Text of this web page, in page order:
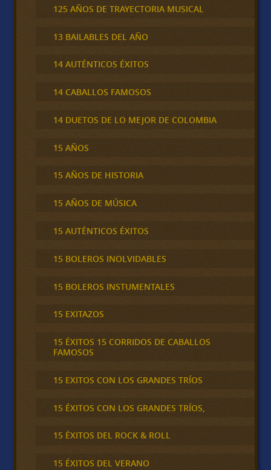
125 AÑOS DE TRAYECTORIA MUSICAL
13 BAILABLES DEL AÑO
14 AUTÉNTICOS ÉXITOS
14 CABALLOS FAMOSOS
14 DUETOS DE LO MEJOR DE COLOMBIA
15 AÑOS
15 AÑOS DE HISTORIA
15 AÑOS DE MÚSICA
15 AUTÉNTICOS ÉXITOS
15 BOLEROS INOLVIDABLES
15 BOLEROS INSTUMENTALES
15 EXITAZOS
15 ÉXITOS 15 CORRIDOS DE CABALLOS
FAMOSOS
15 EXITOS CON LOS GRANDES TRÍOS
15 ÉXITOS CON LOS GRANDES TRÍOS,
15 ÉXITOS DEL ROCK & ROLL
15 ÉXITOS DEL VERANO